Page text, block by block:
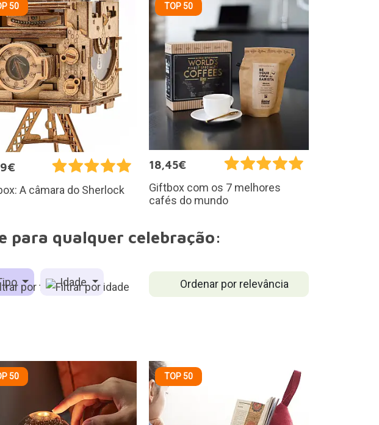
50
A câmara do Sherlock
TOP 50
18,45€
Giftbox com os 7 melhores
cafés do mundo
para qualquer celebração:
Ordenar por relevância
Idade
50 TOP 50